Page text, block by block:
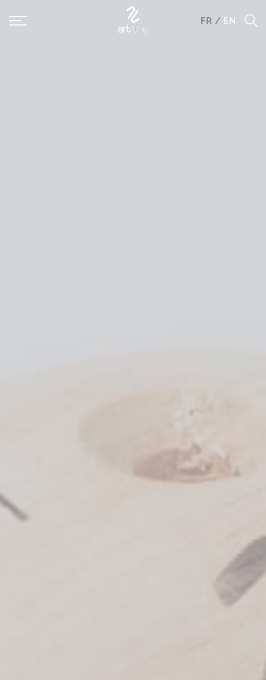
FR / EN
Panneau de gestion des cookies